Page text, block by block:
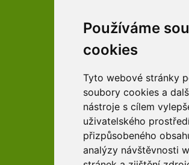
Používáme
cookies
Tyto webové stránky
soubory cookies a
nástroje s cílem
uživatelského
přizpůsobeného
analýzy návštěvnosti